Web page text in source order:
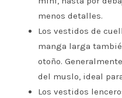
menos detalles.
Los vestidos de
manga larga
otoño.
del muslo, ideal
Los vestidos